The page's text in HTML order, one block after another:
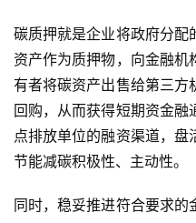
碳质押就是企业将政府分配
资产作为质押物，向金融
有者将碳资产出售给第三方
回购，从而获得短期资金
点排放单位的融资渠道，
节能减碳积极性、主动性。
同时，稳妥推进符合要求